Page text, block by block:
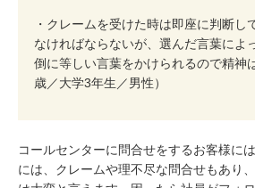
・クレームを受けた時は即座に判断し
なければならないが、選んだ言葉によ
倒に等しい言葉をかけられるので精神
歳／大学3年生／男性）
コールセンターに問合せをするお客様に
には、クレームや理不尽な問合せもあり